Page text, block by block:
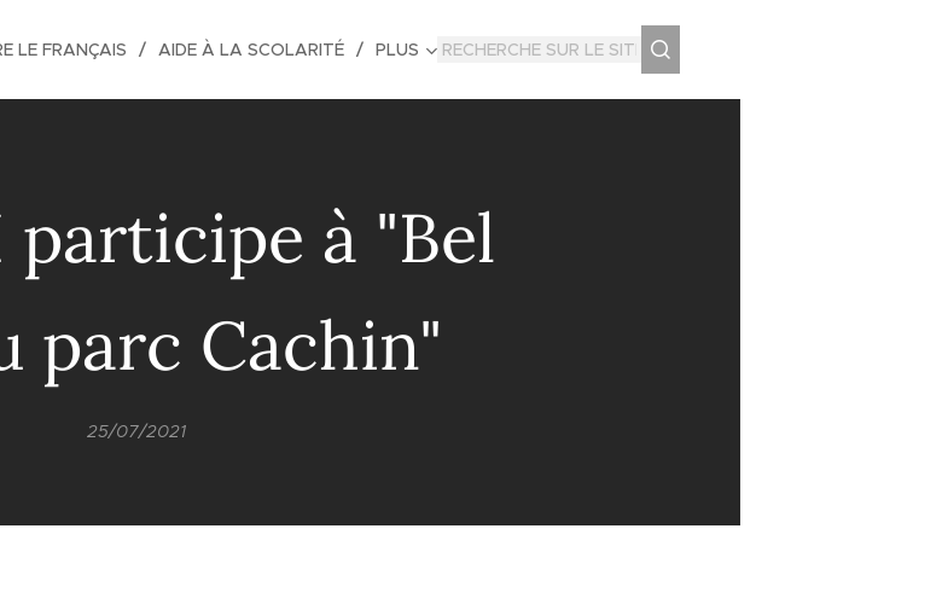
LE FRANÇAIS AIDE À LA SCOLARITÉ PLUS
participe à "Bel
parc Cachin"
25/07/2021